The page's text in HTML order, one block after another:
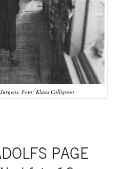
Foto: Klaus Collignon
PAGE